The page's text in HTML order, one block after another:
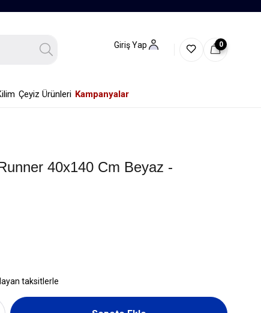
Giriş Yap 0
Çeyiz Ürünleri Kampanyalar
40x140 Cm Beyaz -
taksitlerle